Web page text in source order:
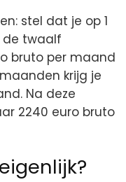
stel dat je op 1
de twaalf
bruto per maand
krijg je
Na deze
2240 euro bruto